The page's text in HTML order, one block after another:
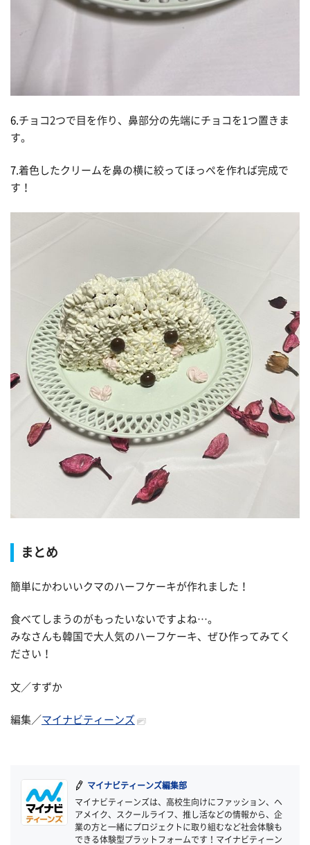
6. チョコ2つで目を作り、鼻部分の先端にチョコを1つ置きま
す。
7.着色したクリームを鼻の横に絞ってほっぺを作れば完成で
す！
まとめ
簡単にかわいいクマのハーフケーキが作れました！
食べてしまうのがもったいないですよね…。
みなさんも韓国で大人気のハーフケーキ、ぜひ作ってみてく
ださい！
文／すずか
編集／ マイナビティーンズ
マイナビティーンズ編集部
マイナビティーンズは、高校生向けにファッション、ヘ
アメイク、スクールライフ、推し活などの情報から、企
業の方と一緒にプロジェクトに取り組むなど社会体験も
できる体験型プラットフォームです！マイナビティーン